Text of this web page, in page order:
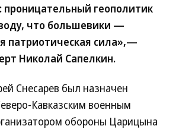
проницательный геополитик
что большевики —
патриотическая сила»,—
Николай Сапелкин.
Снесарев был назначен
Кавказским военным
обороны Царицына